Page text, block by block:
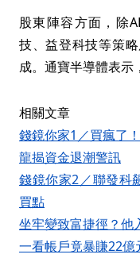
股東陣容方面，除
技、益登科技等策
成。通寶半導體表示
相關文章
錢鏡你家1／買瘋了
龍揭資金退潮警訊
錢鏡你家2／聯發科
買點
坐牢變致富捷徑？
一看帳戶竟暴賺22億